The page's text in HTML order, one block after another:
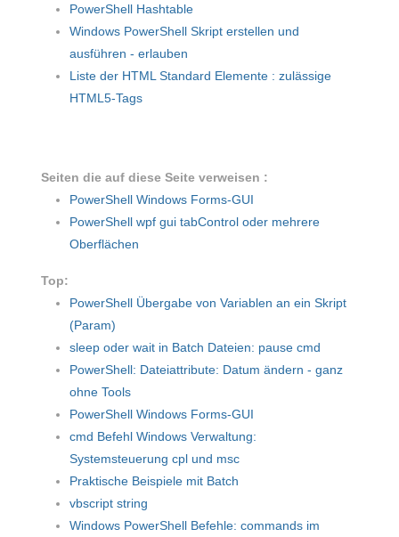
PowerShell Hashtable
Windows PowerShell Skript erstellen und
ausführen - erlauben
Liste der HTML Standard Elemente : zulässige
HTML5-Tags
Seiten die auf diese Seite verweisen :
PowerShell Windows Forms-GUI
PowerShell wpf gui tabControl oder mehrere
Oberflächen
Top:
PowerShell Übergabe von Variablen an ein Skript
(Param)
sleep oder wait in Batch Dateien: pause cmd
PowerShell: Dateiattribute: Datum ändern - ganz
ohne Tools
PowerShell Windows Forms-GUI
cmd Befehl Windows Verwaltung:
Systemsteuerung cpl und msc
Praktische Beispiele mit Batch
vbscript string
Windows PowerShell Befehle: commands im